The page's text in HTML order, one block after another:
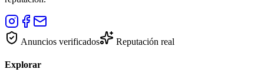
Anuncios verificados Reputación real
Explorar